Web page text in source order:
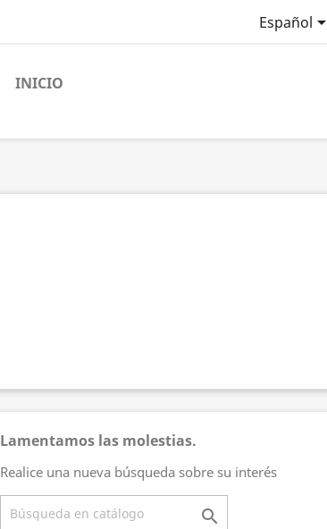
Español
INICIO
Lamentamos las molestias.
Realice una nueva búsqueda sobre su interés
